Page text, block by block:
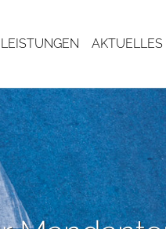
AKTUELLES